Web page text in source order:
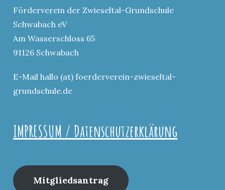
Förderverein der Zwieseltal-Grundschule
Schwabach eV
Am Wasserschloss 65
91126 Schwabach
E-Mail hallo (at) foerderverein-zwieseltal-
grundschule.de
IMPRESSUM / Datenschutzerklärung
Mitgliedsantrag